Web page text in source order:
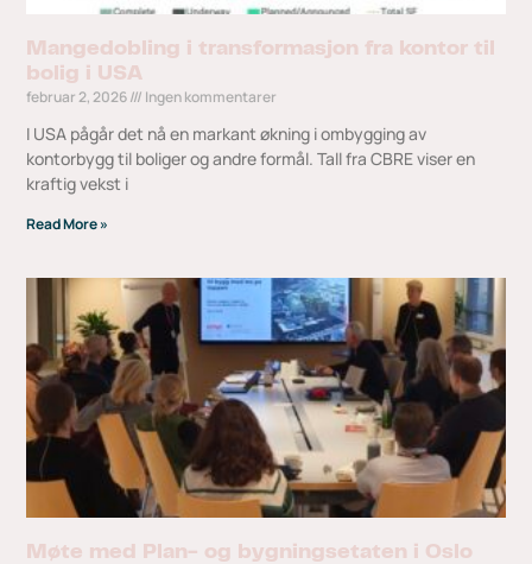
Mangedobling i transformasjon fra kontor til
bolig i USA
februar 2, 2026 Ingen kommentarer
I USA pågår det nå en markant økning i ombygging av
kontorbygg til boliger og andre formål. Tall fra CBRE viser en
kraftig vekst i
Read More »
Møte med Plan- og bygningsetaten i Oslo